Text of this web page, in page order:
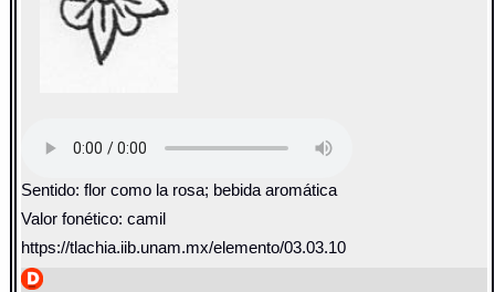
Sentido: flor como la rosa; bebida aromática
Valor fonético: camil
https://tlachia.iib.unam.mx/elemento/03.03.10